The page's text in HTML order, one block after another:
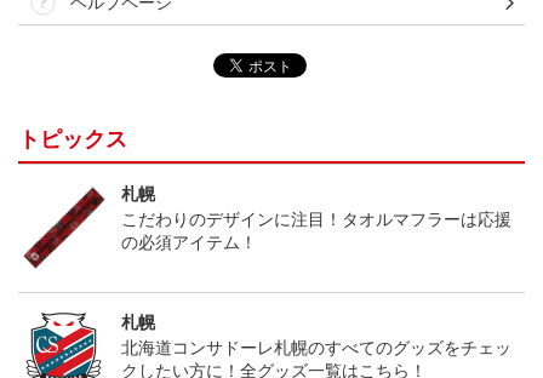
トピックス
札幌
こだわりのデザインに注目！タオルマフラーは応援
の必須アイテム！
札幌
北海道コンサドーレ札幌のすべてのグッズをチェッ
クしたい方に！全グッズ一覧はこちら！